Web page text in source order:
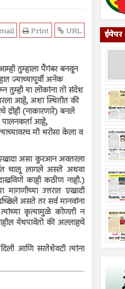
URL
Print
तुम्हाला पैगंबर बनवून
ज्याच्यापूर्वी अनेक
या लोकांना तो संदेश
आहे, अशा स्थितीत की
(नाकारणारे) बनले
पालनकर्ता आहे,
मी भरोसा केला व
असा कुरआन अवतरला
चालू लागले असते अथवा
काही कठीण नाही.)
उत्तरात एखादी
असते तर सर्व मानवांना
कृत्यामुळे कोणती न
येथपावेतो की अल्लाहचे
आणि सरतेशेवटी त्यांना
ईपेपर